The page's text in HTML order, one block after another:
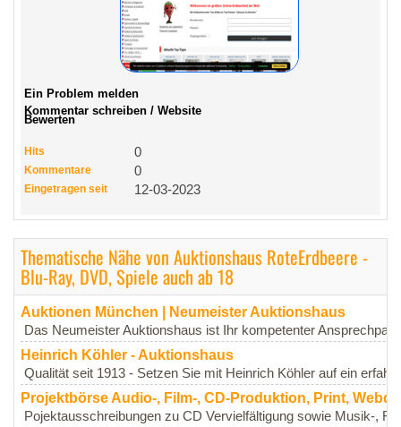
Ein Problem melden
Kommentar schreiben / Website
Bewerten
Hits 0
Kommentare 0
Eingetragen seit 12-03-2023
Thematische Nähe von Auktionshaus RoteErdbeere -
Blu-Ray, DVD, Spiele auch ab 18
Auktionen München | Neumeister Auktionshaus
Das Neumeister Auktionshaus ist Ihr kompetenter
Heinrich Köhler - Auktionshaus
Qualität seit 1913 - Setzen Sie mit Heinrich Köhler auf ein
Projektbörse Audio-, Film-, CD-Produktion, Print,
Pojektausschreibungen zu CD Vervielfältigung sowie Musik-,